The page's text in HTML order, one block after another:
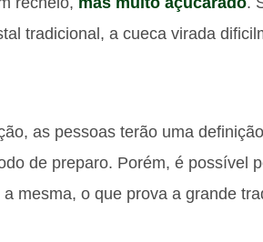
tradicional, a cueca virada
as pessoas terão uma
de preparo. Porém, é possível
mesma, o que prova a grande